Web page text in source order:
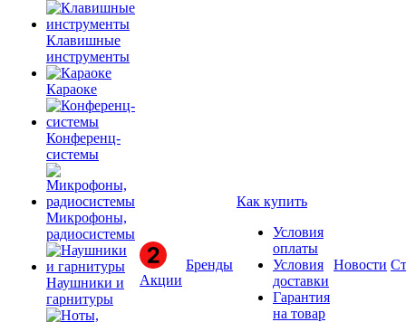
Клавишные
инструменты
Караоке
Конференц-
системы
Микрофоны,
радиосистемы
Наушники и
гарнитуры
Акции
Бренды
Как купить
Условия
оплаты
Условия
доставки
Гарантия
на товар
Новости